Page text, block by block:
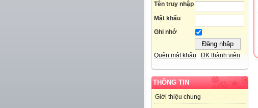
Tên truy nhập
Mật khẩu
Ghi nhớ
Quên mật khẩu ĐK thành viên
THÔNG TIN
Giới thiệu chung